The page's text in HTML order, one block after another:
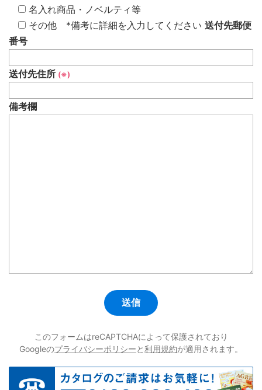
名入れ商品・ノベルティ等
その他 *備考に詳細を入力してください 送付先郵便
番号
送付先住所 (※)
備考欄
このフォームはreCAPTCHAによって保護されており
Googleのプライバシーポリシーと利用規約が適用されます。